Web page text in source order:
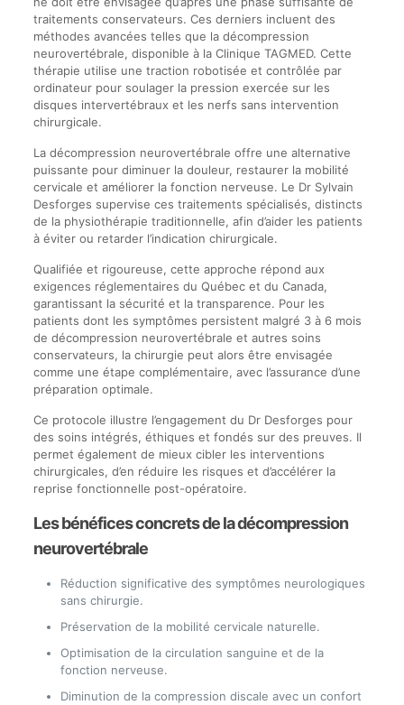
traitements conservateurs. Ces derniers incluent des
méthodes avancées telles que la décompression
neurovertébrale, disponible à la Clinique TAGMED. Cette
thérapie utilise une traction robotisée et contrôlée par
ordinateur pour soulager la pression exercée sur les
disques intervertébraux et les nerfs sans intervention
chirurgicale.
La décompression neurovertébrale offre une alternative
puissante pour diminuer la douleur, restaurer la mobilité
cervicale et améliorer la fonction nerveuse. Le Dr Sylvain
Desforges supervise ces traitements spécialisés, distincts
de la physiothérapie traditionnelle, afin d’aider les patients
à éviter ou retarder l’indication chirurgicale.
Qualifiée et rigoureuse, cette approche répond aux
exigences réglementaires du Québec et du Canada,
garantissant la sécurité et la transparence. Pour les
patients dont les symptômes persistent malgré 3 à 6 mois
de décompression neurovertébrale et autres soins
conservateurs, la chirurgie peut alors être envisagée
comme une étape complémentaire, avec l’assurance d’une
préparation optimale.
Ce protocole illustre l’engagement du Dr Desforges pour
des soins intégrés, éthiques et fondés sur des preuves. Il
permet également de mieux cibler les interventions
chirurgicales, d’en réduire les risques et d’accélérer la
reprise fonctionnelle post-opératoire.
Les bénéfices concrets de la décompression
neurovertébrale
Réduction significative des symptômes neurologiques
sans chirurgie.
Préservation de la mobilité cervicale naturelle.
Optimisation de la circulation sanguine et de la
fonction nerveuse.
Diminution de la compression discale avec un confort